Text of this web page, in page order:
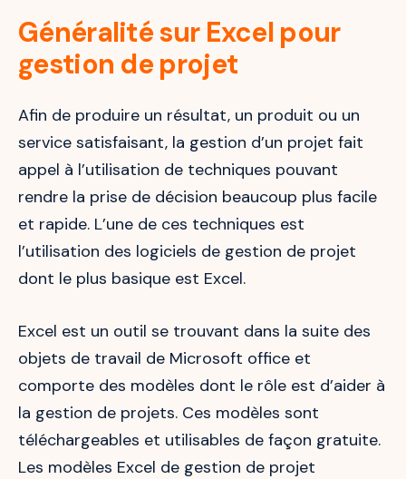
Généralité sur Excel pour
gestion de projet
Afin de produire un résultat, un produit ou un
service satisfaisant, la gestion d’un projet fait
appel à l’utilisation de techniques pouvant
rendre la prise de décision beaucoup plus facile
et rapide. L’une de ces techniques est
l’utilisation des logiciels de gestion de projet
dont le plus basique est Excel.
Excel est un outil se trouvant dans la suite des
objets de travail de Microsoft office et
comporte des modèles dont le rôle est d’aider à
la gestion de projets. Ces modèles sont
téléchargeables et utilisables de façon gratuite.
Les modèles Excel de gestion de projet